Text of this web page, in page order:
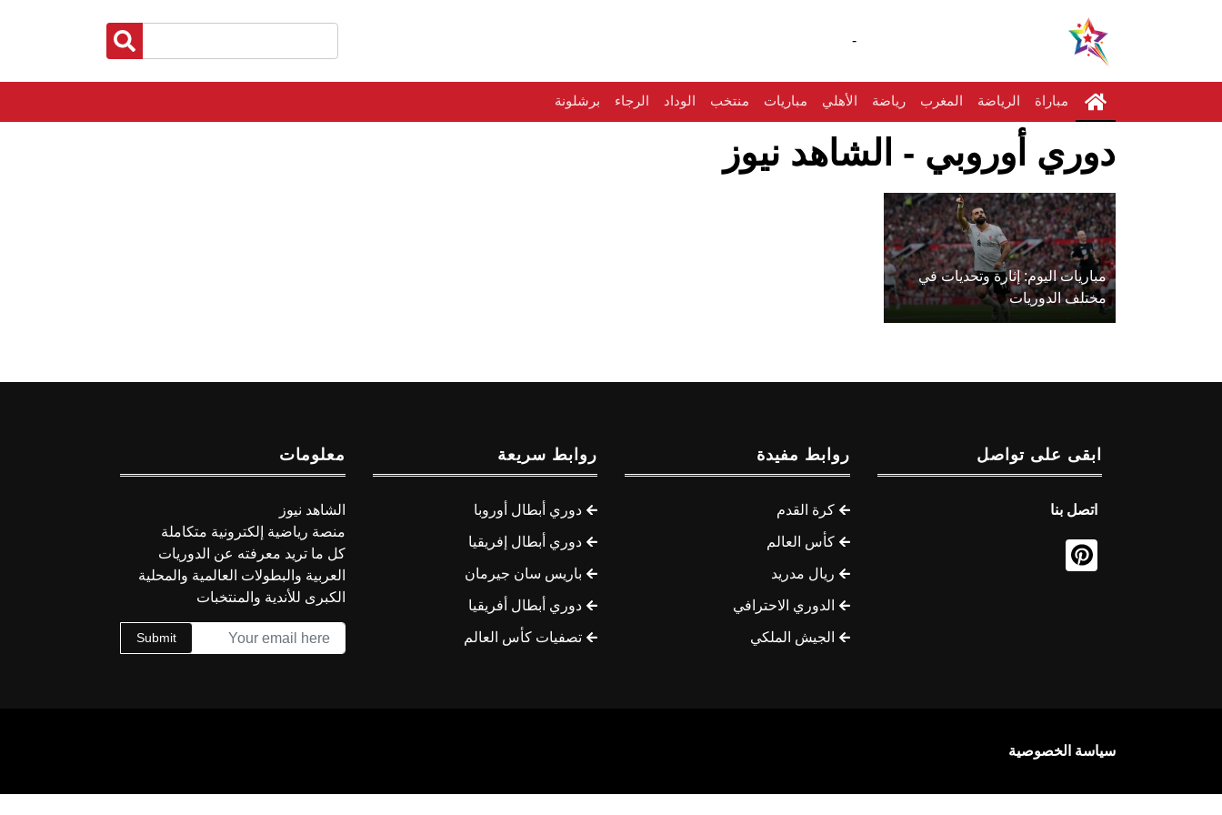
-
مباراة الرياضة المغرب رياضة الأهلي مباريات منتخب الوداد الرجاء برشلونة
دوري أوروبي - الشاهد نيوز
مباريات اليوم: إثارة وتحديات في
مختلف الدوريات
ابقى على تواصل
اتصل بنا
روابط مفيدة
كرة القدم
كأس العالم
ريال مدريد
الدوري الاحترافي
الجيش الملكي
روابط سريعة
دوري أبطال أوروبا
دوري أبطال إفريقيا
باريس سان جيرمان
دوري أبطال أفريقيا
تصفيات كأس العالم
معلومات
الشاهد نيوز
منصة رياضية إلكترونية متكاملة
كل ما تريد معرفته عن الدوريات
العربية والبطولات العالمية والمحلية
الكبرى للأندية والمنتخبات
Submit
سياسة الخصوصية